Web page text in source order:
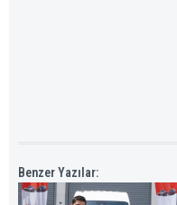
Benzer Yazılar: